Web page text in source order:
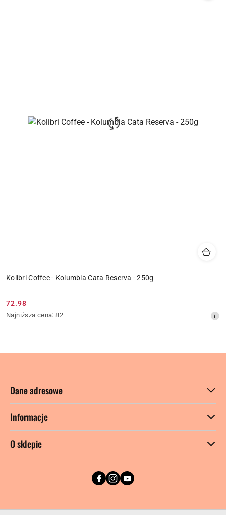
Kolibri Coffee - Kolumbia Cata Reserva - 250g
Cena
promocyjna:
72.98
Najniższa
dni
Najniższa cena: 82
Dane adresowe
Informacje
O sklepie